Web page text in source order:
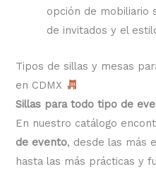
opción de mobiliario
de invitados y el
Tipos de sillas y mesas
en CDMX
Sillas para todo tipo de
En nuestro catálogo
de evento, desde las más
hasta las más prácticas y